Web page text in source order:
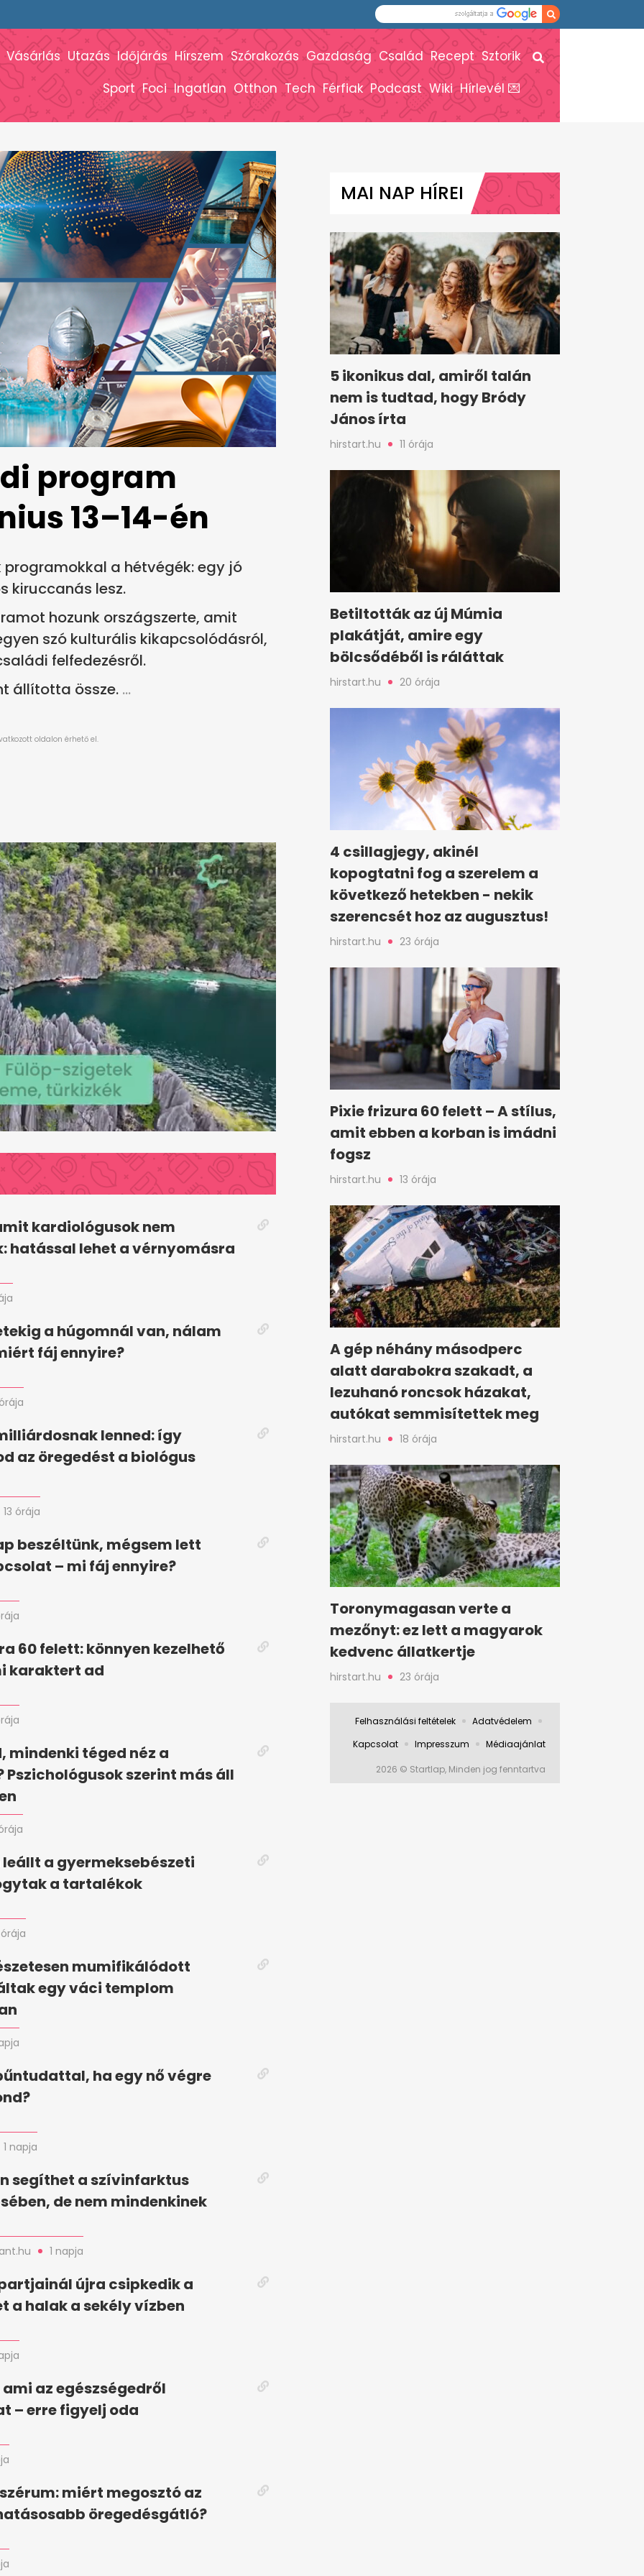
Vásárlás Utazás Időjárás Hírszem Szórakozás Gazdaság Család Recept Sztorik
Sport Foci Ingatlan Otthon Tech Férfiak Podcast Wiki Hírlevél 💌
program
13–14-én
a hétvégék: egy jó
kiruccanás lesz.
hozunk országszerte, amit
szó kulturális kikapcsolódásról,
felfedezésről.
állította össze.
kardiológusok nem
hatással lehet a vérnyomásra
a húgomnál van, nálam
fáj ennyire?
lenned: így
az öregedést a biológus
13 órája
beszéltünk, mégsem lett
– mi fáj ennyire?
60 felett: könnyen kezelhető
karaktert ad
mindenki téged néz a
Pszichológusok szerint más áll
leállt a gyermeksebészeti
a tartalékok
mumifikálódott
egy váci templom
ha egy nő végre
1 napja
segíthet a szívinfarktus
de nem mindenkinek
1 napja
újra csipkedik a
a halak a sekély vízben
ami az egészségedről
– erre figyelj oda
miért megosztó az
öregedésgátló?
MAI NAP HÍREI
5 ikonikus dal, amiről talán
nem is tudtad, hogy Bródy
János írta
hirstart.hu 11 órája
Betiltották az új Múmia
plakátját, amire egy
bölcsődéből is ráláttak
hirstart.hu 20 órája
4 csillagjegy, akinél
kopogtatni fog a szerelem a
következő hetekben - nekik
szerencsét hoz az augusztus!
hirstart.hu 23 órája
Pixie frizura 60 felett – A stílus,
amit ebben a korban is imádni
fogsz
hirstart.hu 13 órája
A gép néhány másodperc
alatt darabokra szakadt, a
lezuhanó roncsok házakat,
autókat semmisítettek meg
hirstart.hu 18 órája
Toronymagasan verte a
mezőnyt: ez lett a magyarok
kedvenc állatkertje
hirstart.hu 23 órája
Felhasználási feltételek
Adatvédelem
Kapcsolat
Impresszum Médiaajánlat
2026 © Startlap, Minden jog fenntartva